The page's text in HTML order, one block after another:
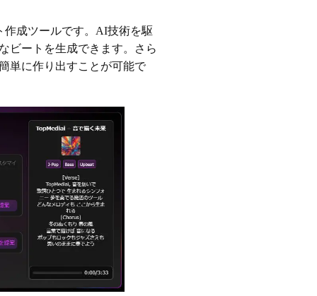
作成ツールです。AI技術を駆
ビートを生成できます。さら
単に作り出すことが可能で